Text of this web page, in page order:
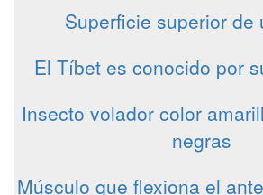
Superficie superior de
El Tíbet es conocido por
Insecto volador color
negras
Músculo que flexiona el